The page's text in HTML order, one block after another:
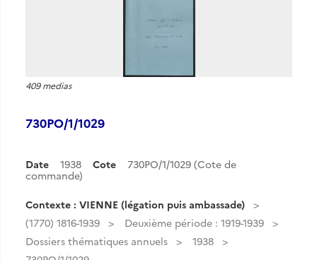
409 medias
730PO/1/1029
Date 1938 Cote
730PO/1/1029 (Cote de
commande)
Contexte : VIENNE (légation puis ambassade)
(1770) 1816-1939
Deuxième période : 1919-1939
Dossiers thématiques annuels
1938